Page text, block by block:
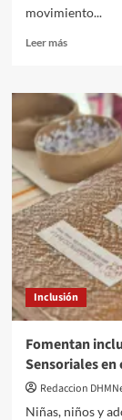
movimiento...
Leer másLeer
UNAY
acerca
formación
artística
a
toda
la
comunidad
Inclusión
Fomentan
Sensoriales
Redaccion
Niñas, niños y